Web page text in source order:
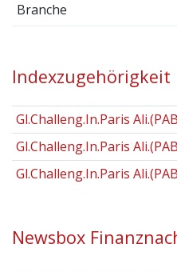
Branche
Indexzugehörigkeit
Gl.Challeng.In.Paris
Gl.Challeng.In.Paris
Gl.Challeng.In.Paris
Newsbox